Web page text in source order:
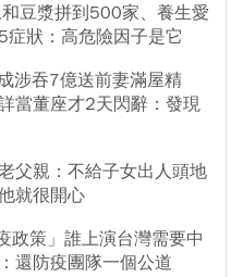
豆漿拼到500家、養生愛
狀：高危險因子是它
涉吞7億送前妻滿屋精
當董座才2天閃辭：發現
父親：不給子女出人頭地
就很開心
政策」誰上演台灣需要中
還防疫團隊一個公道